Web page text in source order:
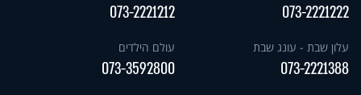
073-2221222
073-2221212
עלון שבת - עונג שבת
073-2221388
עולם הילדים
073-3592800